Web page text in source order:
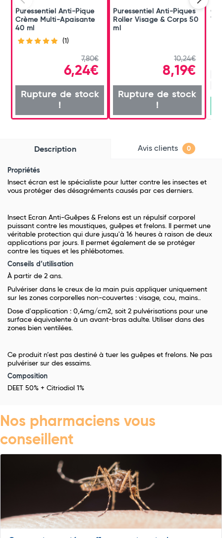
Puressentiel Anti-Pique
Crème Multi-Apaisante
40 ml
(1)
7,80€
6,24€
Rupture de stock
!
Puressentiel Anti-Piques
Roller Visage & Corps 50
ml
10,24€
8,19€
Rupture de stock
!
Description Avis clients 0
Propriétés
Insect écran est le spécialiste pour lutter contre les insectes et
vous protéger des désagréments causés par ces derniers.
Insect Ecran Anti-Guêpes & Frelons est un répulsif corporel
puissant contre les moustiques, guêpes et frelons. Il permet une
véritable protection qui dure jusqu'à 16 heures à raison de deux
applications par jours. Il permet également de se protéger
contre les tiques et les phlébotomes.
Conseils d’utilisation
À partir de 2 ans.
Pulvériser dans le creux de la main puis appliquer uniquement
sur les zones corporelles non-couvertes : visage, cou, mains..
Dose d'application : 0,4mg/cm2, soit 2 pulvérisations pour une
surface équivalente à un avant-bras adulte. Utiliser dans des
zones bien ventilées.
Ce produit n’est pas destiné à tuer les guêpes et frelons. Ne pas
pulvériser sur des essaims.
Composition
DEET 50% + Citriodiol 1%
Nos pharmaciens vous
conseillent